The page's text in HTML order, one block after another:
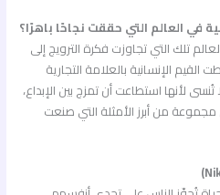
في العالم التي حققت نجاحًا باهرًا؟
تلك التي تجاوزت فكرة الترويج إلى
الإنسانية بالعلامة التجارية
لأنها استطاعت أن تمزج بين الإبداع،
مجموعة من أبرز الأمثلة التي صنعت